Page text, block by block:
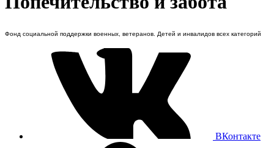
Фонд социальной поддержки военных, ветеранов. Детей и инвалидов всех категорий
ВКонтакте